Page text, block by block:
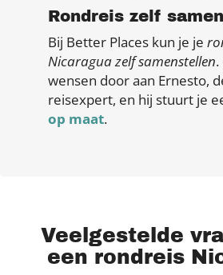
Rondreis zelf
Bij Better Places kun je je
Nicaragua zelf samenstellen
wensen door aan Ernesto,
reisexpert, en hij stuurt je
op maat.
Veelgestelde
een rondreis